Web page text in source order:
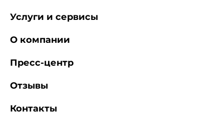
Услуги и сервисы
О компании
Пресс-центр
Отзывы
Контакты